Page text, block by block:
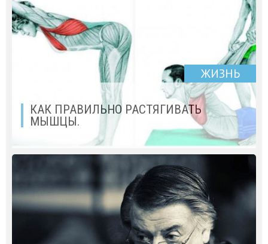
ЖИЗНЬ
КАК ПРАВИЛЬНО РАСТЯГИВАТЬ
МЫШЦЫ.